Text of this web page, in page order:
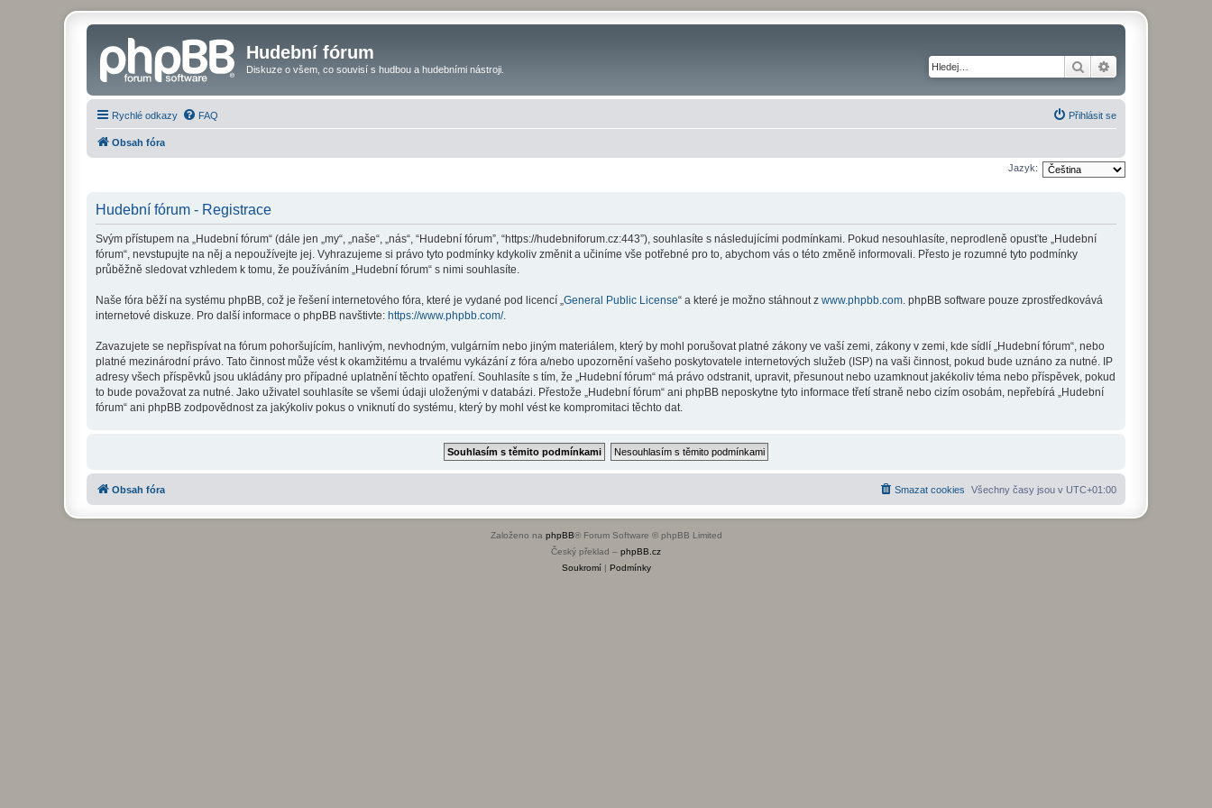
Hudební fórum
Diskuze o všem, co souvisí s hudbou a hudebními nástroji. Hledat
Rychlé odkazy FAQ Přihlásit se
Obsah fóra
Jazyk:
Hudební fórum - Registrace
Svým přístupem na „Hudební fórum“ (dále jen „my“, „naše“, „nás“, “Hudební fórum”, “https://hudebniforum.cz:443”), souhlasíte s následujícími podmínkami. Pokud nesouhlasíte, neprodleně opusťte „Hudební
fórum“, nevstupujte na něj a nepoužívejte jej. Vyhrazujeme si právo tyto podmínky kdykoliv změnit a učiníme vše potřebné pro to, abychom vás o této změně informovali. Přesto je rozumné tyto podmínky
průběžně sledovat vzhledem k tomu, že používáním „Hudební fórum“ s nimi souhlasíte.
Naše fóra běží na systému phpBB, což je řešení internetového fóra, které je vydané pod licencí „General Public License“ a které je možno stáhnout z www.phpbb.com. phpBB software pouze zprostředkovává
internetové diskuze. Pro další informace o phpBB navštivte: https://www.phpbb.com/.
Zavazujete se nepřispívat na fórum pohoršujícím, hanlivým, nevhodným, vulgárním nebo jiným materiálem, který by mohl porušovat platné zákony ve vaší zemi, zákony v zemi, kde sídlí „Hudební fórum“, nebo
platné mezinárodní právo. Tato činnost může vést k okamžitému a trvalému vykázání z fóra a/nebo upozornění vašeho poskytovatele internetových služeb (ISP) na vaši činnost, pokud bude uznáno za nutné. IP
adresy všech příspěvků jsou ukládány pro případné uplatnění těchto opatření. Souhlasíte s tím, že „Hudební fórum“ má právo odstranit, upravit, přesunout nebo uzamknout jakékoliv téma nebo příspěvek, pokud
to bude považovat za nutné. Jako uživatel souhlasíte se všemi údaji uloženými v databázi. Přestože „Hudební fórum“ ani phpBB neposkytne tyto informace třetí straně nebo cizím osobám, nepřebírá „Hudební
fórum“ ani phpBB zodpovědnost za jakýkoliv pokus o vniknutí do systému, který by mohl vést ke kompromitaci těchto dat.
Obsah fóra Všechny časy jsou v UTC+01:00
Smazat cookies
Založeno na phpBB® Forum Software © phpBB Limited
Český překlad – phpBB.cz
Soukromí| Podmínky